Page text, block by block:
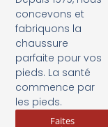
concevons et
fabriquons la
chaussure
parfaite pour vos
pieds. La santé
commence par
les pieds.
Faites